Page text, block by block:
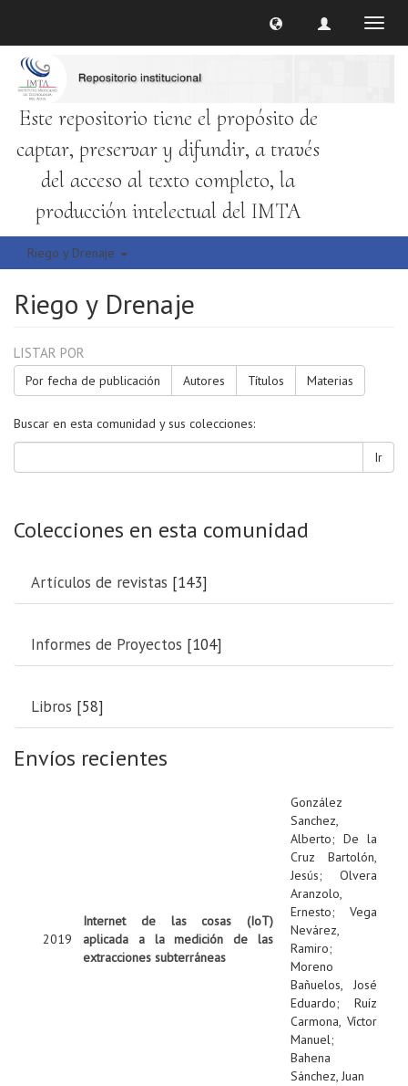
Este repositorio tiene el propósito de
captar, preservar y difundir, a través
del acceso al texto completo, la
producción intelectual del IMTA
Riego y Drenaje
Riego y Drenaje
LISTAR POR
Por fecha de publicación Autores Títulos Materias
Buscar en esta comunidad y sus colecciones:
Ir
Colecciones en esta comunidad
Artículos de revistas [143]
Informes de Proyectos [104]
Libros [58]
Envíos recientes
2019
Internet de las cosas (IoT)
aplicada a la medición de las
extracciones subterráneas
González
Sanchez,
Alberto; De la
Cruz Bartolón,
Jesús; Olvera
Aranzolo,
Ernesto; Vega
Nevárez,
Ramiro;
Moreno
Bañuelos, José
Eduardo; Ruíz
Carmona, Víctor
Manuel;
Bahena
Sánchez, Juan